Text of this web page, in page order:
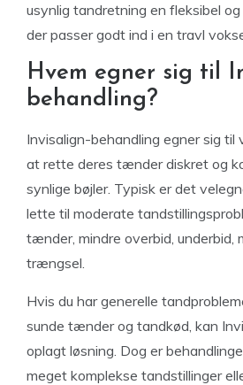
usynlig tandretning en fleksibel
der passer godt ind i en travl
Hvem egner sig til
behandling?
Invisalign-behandling egner sig til
at rette deres tænder diskret og
synlige bøjler. Typisk er det
lette til moderate
tænder, mindre overbid, underbid,
trængsel.
Hvis du har generelle
sunde tænder og tandkød, kan
oplagt løsning. Dog er
meget komplekse tandstillinger